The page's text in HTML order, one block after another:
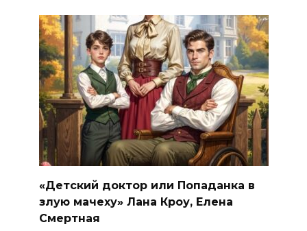
«Детский доктор или Попаданка в
злую мачеху» Лана Кроу, Елена
Смертная